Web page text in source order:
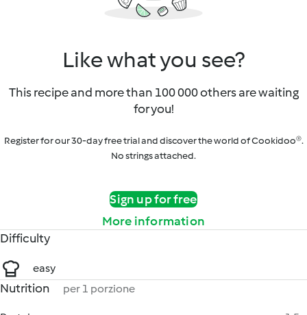
Like what you see?
This recipe and more than 100 000 others are waiting
for you!
Register for our 30-day free trial and discover the world of Cookidoo®.
No strings attached.
Sign up for free
More information
Difficulty
easy
Nutrition per 1 porzione